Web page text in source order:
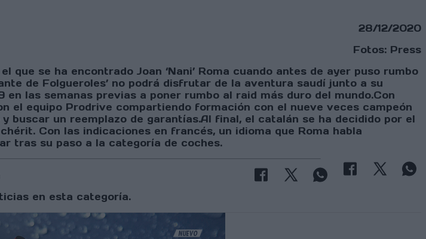
28/12/2020
Fotos: Press
se ha encontrado Joan ‘Nani’ Roma cuando antes de ayer puso rumbo
de Folgueroles’ no podrá disfrutar de la aventura saudí junto a su
las semanas previas a poner rumbo al raid más duro del mundo.Con
el equipo Prodrive compartiendo formación con el nueve veces campeón
buscar un reemplazo de garantías.Al final, el catalán se ha decidido por el
Con las indicaciones en francés, un idioma que Roma habla
tras su paso a la categoría de coches.
en esta categoría.